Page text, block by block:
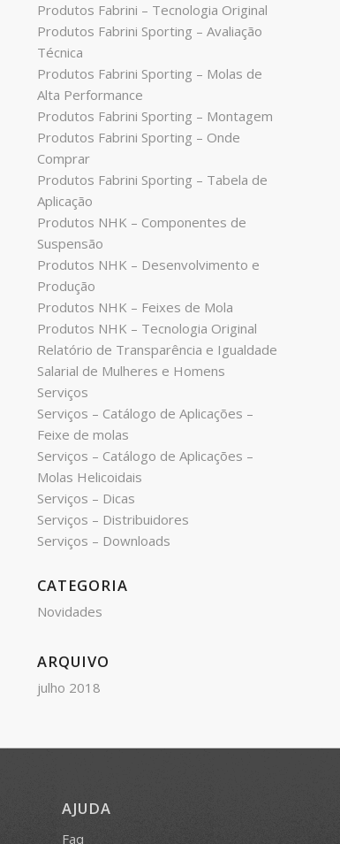
Produtos Fabrini – Tecnologia Original
Produtos Fabrini Sporting – Avaliação
Técnica
Produtos Fabrini Sporting – Molas de
Alta Performance
Produtos Fabrini Sporting – Montagem
Produtos Fabrini Sporting – Onde
Comprar
Produtos Fabrini Sporting – Tabela de
Aplicação
Produtos NHK – Componentes de
Suspensão
Produtos NHK – Desenvolvimento e
Produção
Produtos NHK – Feixes de Mola
Produtos NHK – Tecnologia Original
Relatório de Transparência e Igualdade
Salarial de Mulheres e Homens
Serviços
Serviços – Catálogo de Aplicações –
Feixe de molas
Serviços – Catálogo de Aplicações –
Molas Helicoidais
Serviços – Dicas
Serviços – Distribuidores
Serviços – Downloads
CATEGORIA
Novidades
ARQUIVO
julho 2018
AJUDA
Faq